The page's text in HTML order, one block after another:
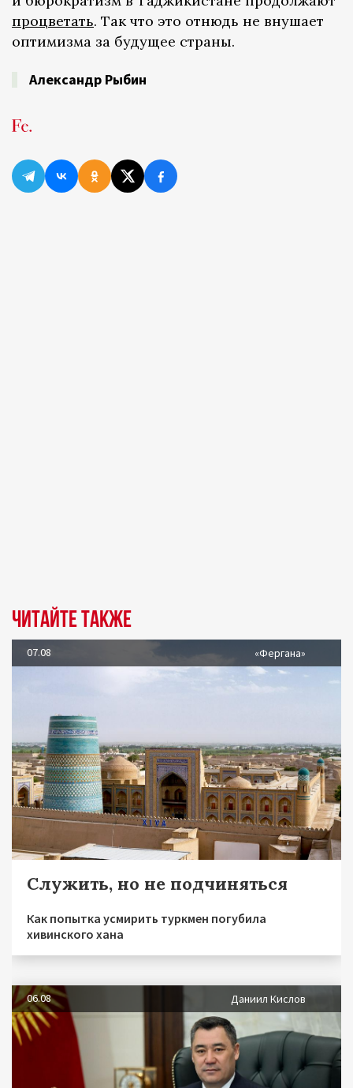
процветать. Так что это отнюдь не внушает
оптимизма за будущее страны.
Александр Рыбин
Читайте также
07.08 «Фергана»
Служить, но не подчиняться
Как попытка усмирить туркмен погубила
хивинского хана
06.08 Даниил Кислов